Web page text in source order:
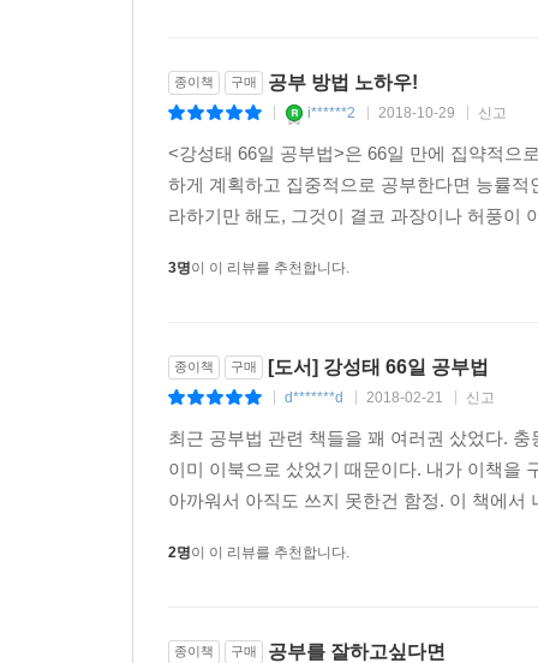
종이책 구매 공부 방법 노하우!
i******2 2018-10-29 신고
<강성태 66일 공부법>은 66일 만에 집약적으
하게 계획하고 집중적으로 공부한다면 능률
라하기만 해도, 그것이 결코 과장이나 허풍이
3명이 이 리뷰를 추천합니다.
종이책 구매 [도서] 강성태 66일 공부법
d*******d 2018-02-21 신고
최근 공부법 관련 책들을 꽤 여러권 샀었다.
이미 이북으로 샀었기 때문이다. 내가 이책을
아까워서 아직도 쓰지 못한건 함정. 이 책에
2명이 이 리뷰를 추천합니다.
종이책 구매 공부를 잘하고싶다면